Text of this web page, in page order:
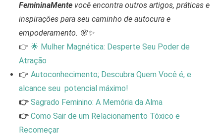
FemininaMentevocê encontra outros artigos, práticas e
inspirações para seu caminho de autocura e
empoderamento. 🌸✨
👉 🌟 Mulher Magnética: Desperte Seu Poder de
Atração
👉 Autoconhecimento; Descubra Quem Você é, e
alcance seu potencial máximo!
👉 Sagrado Feminino: A Memória da Alma
👉 Como Sair de um Relacionamento Tóxico e
Recomeçar